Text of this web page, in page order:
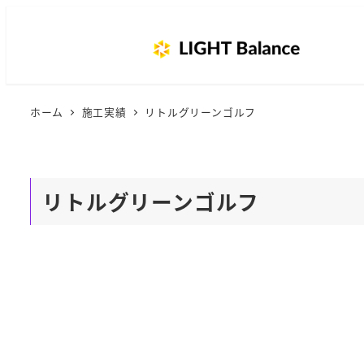
ホーム 施工実績 リトルグリーンゴルフ
リトルグリーンゴルフ